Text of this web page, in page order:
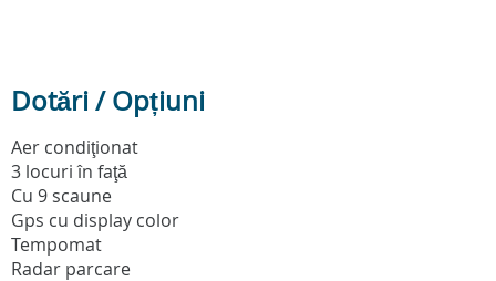
Dotări / Opțiuni
Aer condiţionat
3 locuri în faţă
Cu 9 scaune
Gps cu display color
Tempomat
Radar parcare